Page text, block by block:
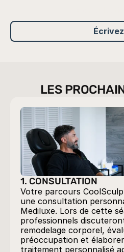
LES
1. CONSULTATION
Votre parcours
une consultation
Mediluxe. Lors de cette
professionnels
remodelage corporel,
préoccupation et
traitement personnalisé